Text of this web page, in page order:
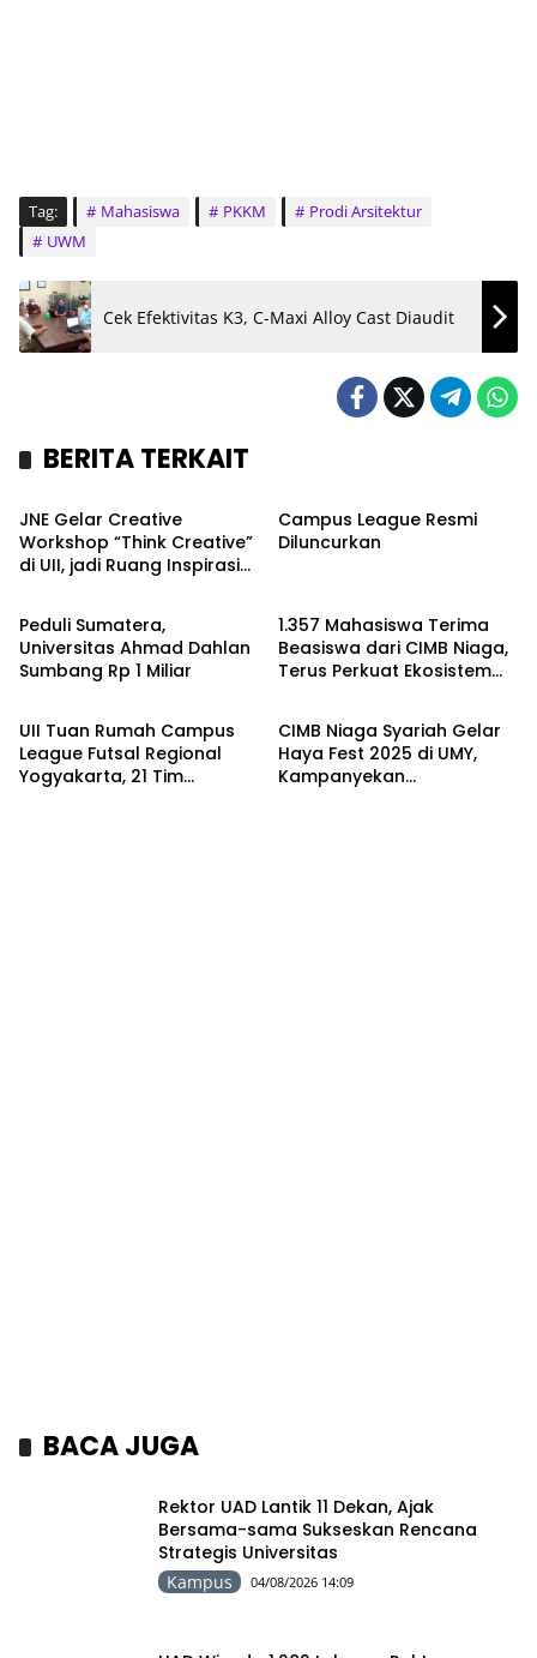
Tag: Mahasiswa PKKM
Prodi Arsitektur
UWM
Cek Efektivitas K3, C-Maxi Alloy Cast Diaudit
BERITA TERKAIT
Kronika
JNE Gelar Creative
Workshop “Think Creative”
di UII, jadi Ruang Inspirasi
Campus League Resmi
Diluncurkan
Nasional
Peduli Sumatera,
Universitas Ahmad Dahlan
Sumbang Rp 1 Miliar
1.357 Mahasiswa Terima
Beasiswa dari CIMB Niaga,
Terus Perkuat Ekosistem
Sport
UII Tuan Rumah Campus
League Futsal Regional
Yogyakarta, 21 Tim
Bisnis
CIMB Niaga Syariah Gelar
Haya Fest 2025 di UMY,
Kampanyekan
BACA JUGA
Rektor UAD Lantik 11 Dekan, Ajak
Bersama-sama Sukseskan Rencana
Strategis Universitas
Kampus 04/08/2026 14:09